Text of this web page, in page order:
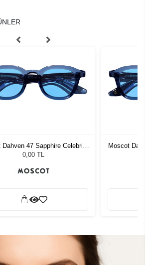
Dahven 47 Sapphire Celebrity
Blue
0,00 TL
Moscot